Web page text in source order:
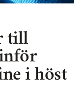
till
i höst